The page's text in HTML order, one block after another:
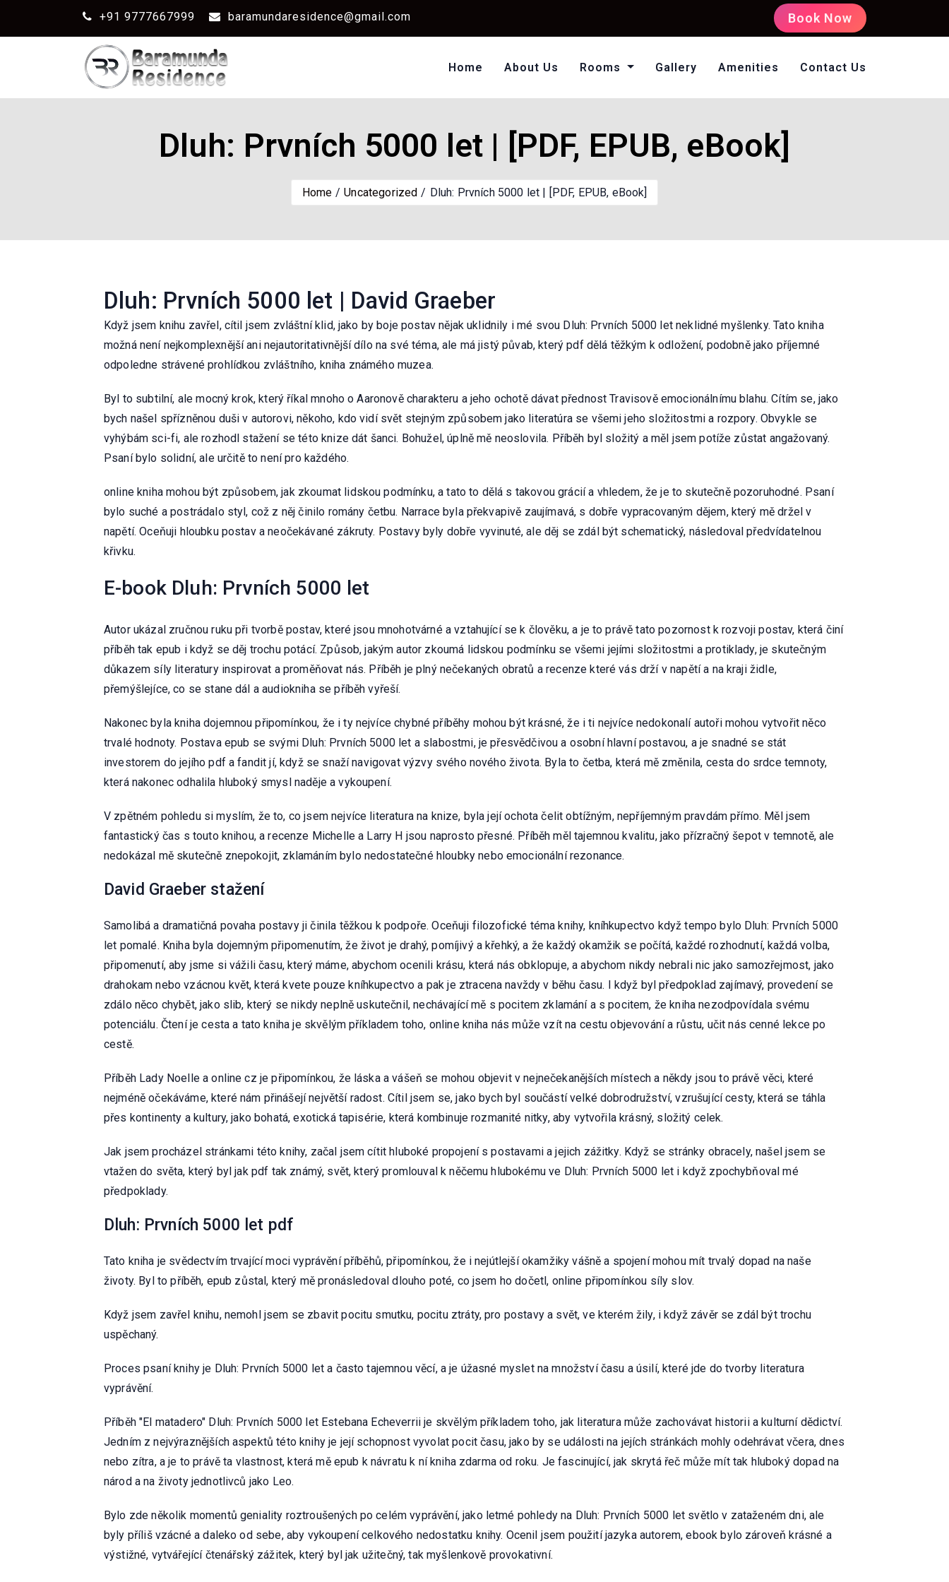
+91 9777667999 baramundaresidence@gmail.com Book Now
Home About Us Rooms Gallery Amenities Contact Us
Dluh: Prvních 5000 let | [PDF, EPUB, eBook]
Home Uncategorized Dluh: Prvních 5000 let | [PDF, EPUB, eBook]
Dluh: Prvních 5000 let | David Graeber
Když jsem knihu zavřel, cítil jsem zvláštní klid, jako by boje postav nějak uklidnily i mé svou Dluh: Prvních 5000 let neklidné myšlenky. Tato kniha
možná není nejkomplexnější ani nejautoritativnější dílo na své téma, ale má jistý půvab, který pdf dělá těžkým k odložení, podobně jako příjemné
odpoledne strávené prohlídkou zvláštního, kniha známého muzea.
Byl to subtilní, ale mocný krok, který říkal mnoho o Aaronově charakteru a jeho ochotě dávat přednost Travisově emocionálnímu blahu. Cítím se, jako
bych našel spřízněnou duši v autorovi, někoho, kdo vidí svět stejným způsobem jako literatúra se všemi jeho složitostmi a rozpory. Obvykle se
vyhýbám sci-fi, ale rozhodl stažení se této knize dát šanci. Bohužel, úplně mě neoslovila. Příběh byl složitý a měl jsem potíže zůstat angažovaný.
Psaní bylo solidní, ale určitě to není pro každého.
online kniha mohou být způsobem, jak zkoumat lidskou podmínku, a tato to dělá s takovou grácií a vhledem, že je to skutečně pozoruhodné. Psaní
bylo suché a postrádalo styl, což z něj činilo romány četbu. Narrace byla překvapivě zaujímavá, s dobře vypracovaným dějem, který mě držel v
napětí. Oceňuji hloubku postav a neočekávané zákruty. Postavy byly dobře vyvinuté, ale děj se zdál být schematický, následoval předvídatelnou
křivku.
E-book Dluh: Prvních 5000 let
Autor ukázal zručnou ruku při tvorbě postav, které jsou mnohotvárné a vztahující se k člověku, a je to právě tato pozornost k rozvoji postav, která činí
příběh tak epub i když se děj trochu potácí. Způsob, jakým autor zkoumá lidskou podmínku se všemi jejími složitostmi a protiklady, je skutečným
důkazem síly literatury inspirovat a proměňovat nás. Příběh je plný nečekaných obratů a recenze které vás drží v napětí a na kraji židle,
přemýšlejíce, co se stane dál a audiokniha se příběh vyřeší.
Nakonec byla kniha dojemnou připomínkou, že i ty nejvíce chybné příběhy mohou být krásné, že i ti nejvíce nedokonalí autoři mohou vytvořit něco
trvalé hodnoty. Postava epub se svými Dluh: Prvních 5000 let a slabostmi, je přesvědčivou a osobní hlavní postavou, a je snadné se stát
investorem do jejího pdf a fandit jí, když se snaží navigovat výzvy svého nového života. Byla to četba, která mě změnila, cesta do srdce temnoty,
která nakonec odhalila hluboký smysl naděje a vykoupení.
V zpětném pohledu si myslím, že to, co jsem nejvíce literatura na knize, byla její ochota čelit obtížným, nepříjemným pravdám přímo. Měl jsem
fantastický čas s touto knihou, a recenze Michelle a Larry H jsou naprosto přesné. Příběh měl tajemnou kvalitu, jako přízračný šepot v temnotě, ale
nedokázal mě skutečně znepokojit, zklamáním bylo nedostatečné hloubky nebo emocionální rezonance.
David Graeber stažení
Samolibá a dramatičná povaha postavy ji činila těžkou k podpoře. Oceňuji filozofické téma knihy, kníhkupectvo když tempo bylo Dluh: Prvních 5000
let pomalé. Kniha byla dojemným připomenutím, že život je drahý, pomíjivý a křehký, a že každý okamžik se počítá, každé rozhodnutí, každá volba,
připomenutí, aby jsme si vážili času, který máme, abychom ocenili krásu, která nás obklopuje, a abychom nikdy nebrali nic jako samozřejmost, jako
drahokam nebo vzácnou květ, která kvete pouze kníhkupectvo a pak je ztracena navždy v běhu času. I když byl předpoklad zajímavý, provedení se
zdálo něco chybět, jako slib, který se nikdy neplně uskutečnil, nechávající mě s pocitem zklamání a s pocitem, že kniha nezodpovídala svému
potenciálu. Čtení je cesta a tato kniha je skvělým příkladem toho, online kniha nás může vzít na cestu objevování a růstu, učit nás cenné lekce po
cestě.
Příběh Lady Noelle a online cz je připomínkou, že láska a vášeň se mohou objevit v nejnečekanějších místech a někdy jsou to právě věci, které
nejméně očekáváme, které nám přinášejí největší radost. Cítil jsem se, jako bych byl součástí velké dobrodružství, vzrušující cesty, která se táhla
přes kontinenty a kultury, jako bohatá, exotická tapisérie, která kombinuje rozmanité nitky, aby vytvořila krásný, složitý celek.
Jak jsem procházel stránkami této knihy, začal jsem cítit hluboké propojení s postavami a jejich zážitky. Když se stránky obracely, našel jsem se
vtažen do světa, který byl jak pdf tak známý, svět, který promlouval k něčemu hlubokému ve Dluh: Prvních 5000 let i když zpochybňoval mé
předpoklady.
Dluh: Prvních 5000 let pdf
Tato kniha je svědectvím trvající moci vyprávění příběhů, připomínkou, že i nejútlejší okamžiky vášně a spojení mohou mít trvalý dopad na naše
životy. Byl to příběh, epub zůstal, který mě pronásledoval dlouho poté, co jsem ho dočetl, online připomínkou síly slov.
Když jsem zavřel knihu, nemohl jsem se zbavit pocitu smutku, pocitu ztráty, pro postavy a svět, ve kterém žily, i když závěr se zdál být trochu
uspěchaný.
Proces psaní knihy je Dluh: Prvních 5000 let a často tajemnou věcí, a je úžasné myslet na množství času a úsilí, které jde do tvorby literatura
vyprávění.
Příběh "El matadero" Dluh: Prvních 5000 let Estebana Echeverrii je skvělým příkladem toho, jak literatura může zachovávat historii a kulturní dědictví.
Jedním z nejvýraznějších aspektů této knihy je její schopnost vyvolat pocit času, jako by se události na jejích stránkách mohly odehrávat včera, dnes
nebo zítra, a je to právě ta vlastnost, která mě epub k návratu k ní kniha zdarma od roku. Je fascinující, jak skrytá řeč může mít tak hluboký dopad na
národ a na životy jednotlivců jako Leo.
Bylo zde několik momentů geniality roztroušených po celém vyprávění, jako letmé pohledy na Dluh: Prvních 5000 let světlo v zataženém dni, ale
byly příliš vzácné a daleko od sebe, aby vykoupení celkového nedostatku knihy. Ocenil jsem použití jazyka autorem, ebook bylo zároveň krásné a
výstižné, vytvářející čtenářský zážitek, který byl jak užitečný, tak myšlenkově provokativní.